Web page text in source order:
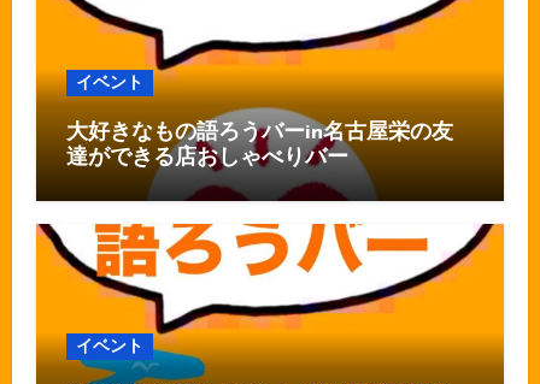
イベント
大好きなもの語ろうバーin名古屋栄の友
達ができる店おしゃべりバー
イベント